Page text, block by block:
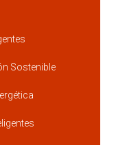
Sostenible